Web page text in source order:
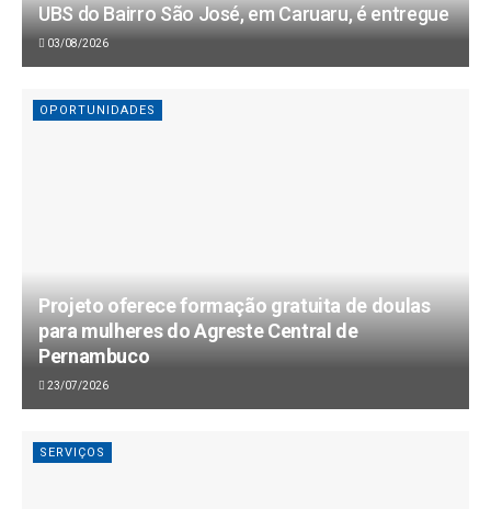
UBS do Bairro São José, em Caruaru, é entregue
03/08/2026
OPORTUNIDADES
Projeto oferece formação gratuita de doulas
para mulheres do Agreste Central de
Pernambuco
23/07/2026
SERVIÇOS